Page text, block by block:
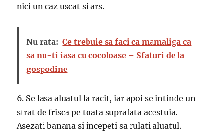
nici un caz uscat si ars.
Nu rata: Ce trebuie sa faci ca mamaliga ca
sa nu-ti iasa cu cocoloase – Sfaturi de la
gospodine
6. Se lasa aluatul la racit, iar apoi se intinde un
strat de frisca pe toata suprafata acestuia.
Asezati banana si incepeti sa rulati aluatul.